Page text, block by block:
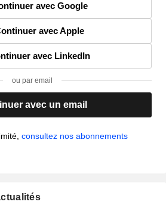
avec Google
avec Apple
avec LinkedIn
ou par email
avec un email
consultez nos abonnements